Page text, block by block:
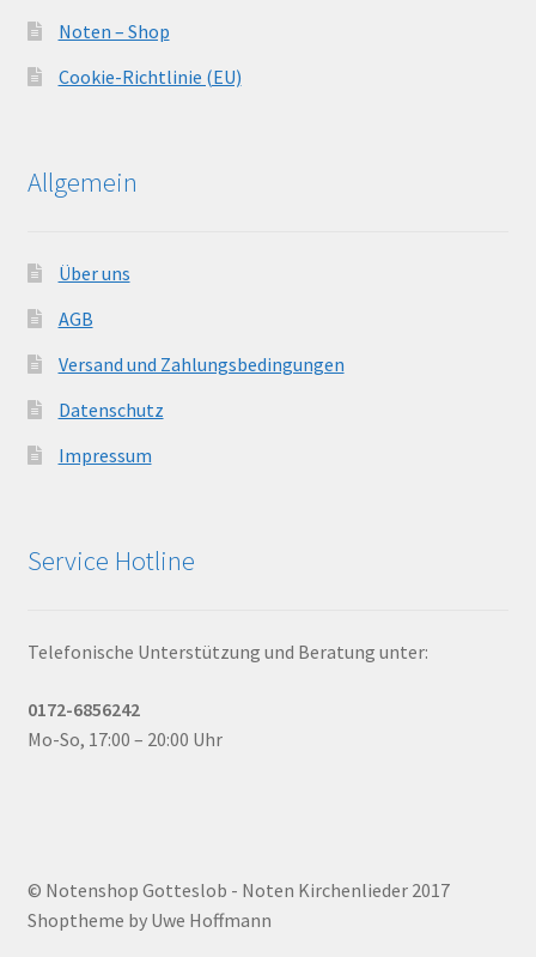
Noten – Shop
Cookie-Richtlinie (EU)
Allgemein
Über uns
AGB
Versand und Zahlungsbedingungen
Datenschutz
Impressum
Service Hotline
Telefonische Unterstützung und Beratung unter:
0172-6856242
Mo-So, 17:00 – 20:00 Uhr
© Notenshop Gotteslob - Noten Kirchenlieder 2017
Shoptheme by Uwe Hoffmann